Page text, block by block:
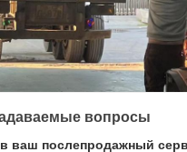
вопросы
ваш послепродажный